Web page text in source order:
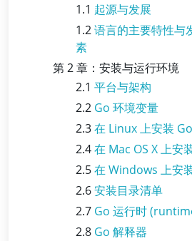
1.1 起源与发展
1.2语言的主要特性与
素
第 2 章：安装与运行环境
2.1 平台与架构
2.2 Go 环境变量
2.3在 Linux 上安装 Go
2.4在 Mac OS X 上安
2.5在 Windows 上安
2.6安装目录清单
2.7 Go 运行时
2.8 Go 解释器